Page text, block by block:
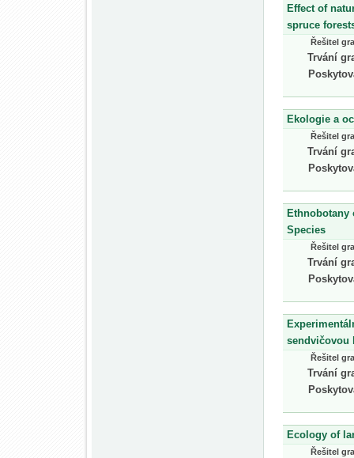
Effect of
spruce
Řešitel
Trvání
Ekologie a
Řešitel
Trvání
Ethnobotany
Species
Řešitel
Trvání
sendvičovou
Řešitel
Trvání
Ecology of
Řešitel